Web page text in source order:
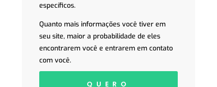
específicos.
Quanto mais informações você tiver em
seu site, maior a probabilidade de eles
encontrarem você e entrarem em contato
com você.
QUERO